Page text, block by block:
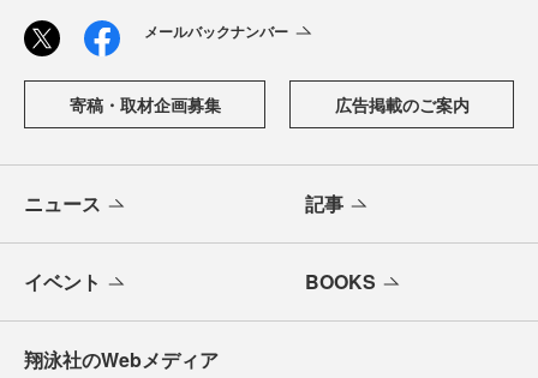
メールバックナンバー
寄稿・取材企画募集 広告掲載のご案内
ニュース 記事
イベント BOOKS
翔泳社のWebメディア